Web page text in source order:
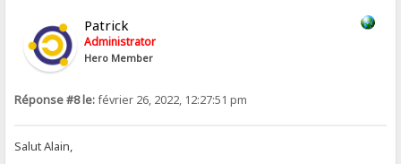
Patrick
Administrator
Hero Member
Réponse #8 le:février 26, 2022, 12:27:51 pm
Salut Alain,